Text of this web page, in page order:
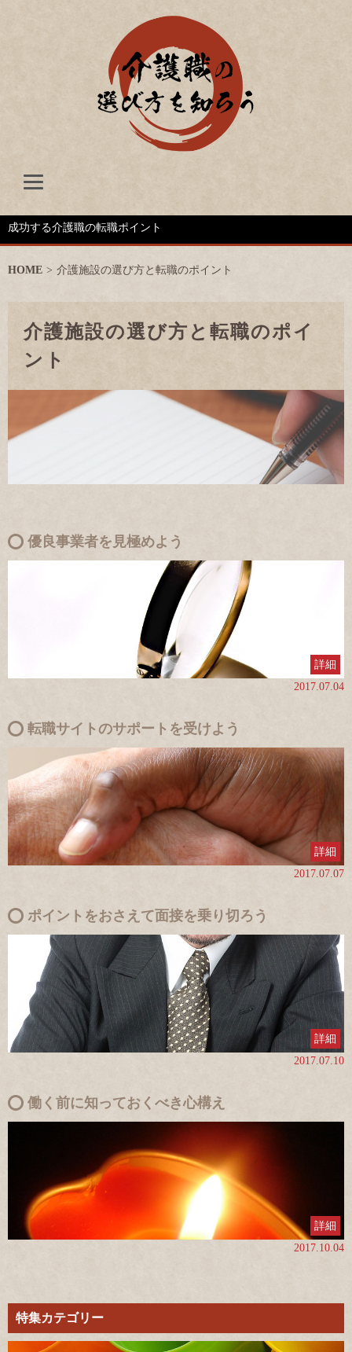
成功する介護職の転職ポイント
HOME > 介護施設の選び方と転職のポイント
介護施設の選び方と転職のポイ
ント
優良事業者を見極めよう
2017.07.04
詳細
転職サイトのサポートを受けよう
2017.07.07
詳細
ポイントをおさえて面接を乗り切ろう
2017.07.10
詳細
働く前に知っておくべき心構え
2017.10.04
詳細
特集カテゴリー